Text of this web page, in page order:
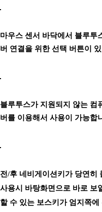
마우스 센서 바닥에서 블루투
버 연결을 위한 선택 버튼이
블루투스가 지원되지 않는 컴
버를 이용해서 사용이 가능합
전/후 네비게이션키가 당연히
사용시 바탕화면으로 바로 보
할 수 있는 보스키가 엄지쪽